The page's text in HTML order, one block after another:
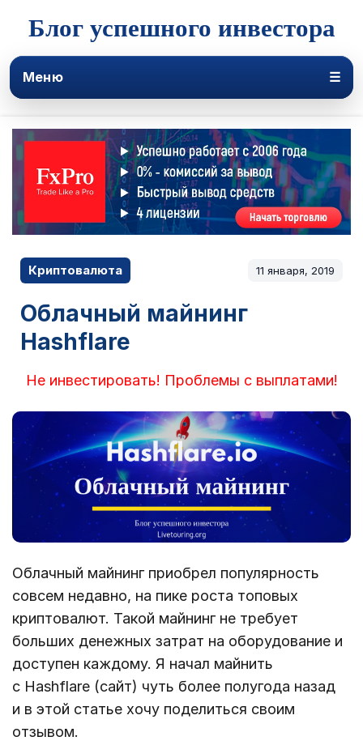
Блог успешного инвестора
Меню ☰
Криптовалюта 11 января, 2019
Облачный майнинг
Hashflare
Не инвестировать! Проблемы с выплатами!
Облачный майнинг приобрел популярность
совсем недавно, на пике роста топовых
криптовалют. Такой майнинг не требует
больших денежных затрат на оборудование и
доступен каждому. Я начал майнить
с Hashflare (сайт) чуть более полугода назад
и в этой статье хочу поделиться своим
отзывом.